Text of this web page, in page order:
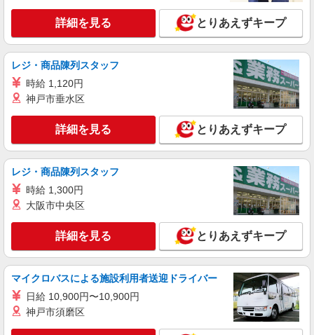
詳細を見る とりあえずキープ
レジ・商品陳列スタッフ
時給 1,120円
神戸市垂水区
詳細を見る とりあえずキープ
レジ・商品陳列スタッフ
時給 1,300円
大阪市中央区
詳細を見る とりあえずキープ
マイクロバスによる施設利用者送迎ドライバー
日給 10,900円〜10,900円
神戸市須磨区